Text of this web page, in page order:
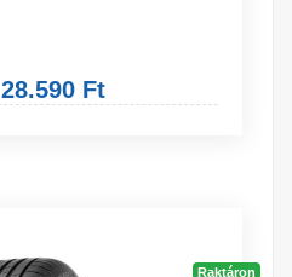
28.590 Ft
Raktáron